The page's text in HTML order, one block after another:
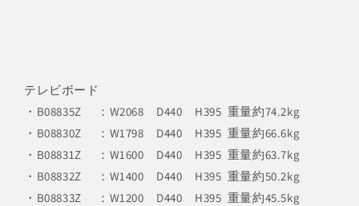
テレビボード
・B08835Z ：W2068 D440 H395 重量約74.2kg
・B08830Z ：W1798 D440 H395 重量約66.6kg
・B08831Z ：W1600 D440 H395 重量約63.7kg
・B08832Z ：W1400 D440 H395 重量約50.2kg
・B08833Z ：W1200 D440 H395 重量約45.5kg